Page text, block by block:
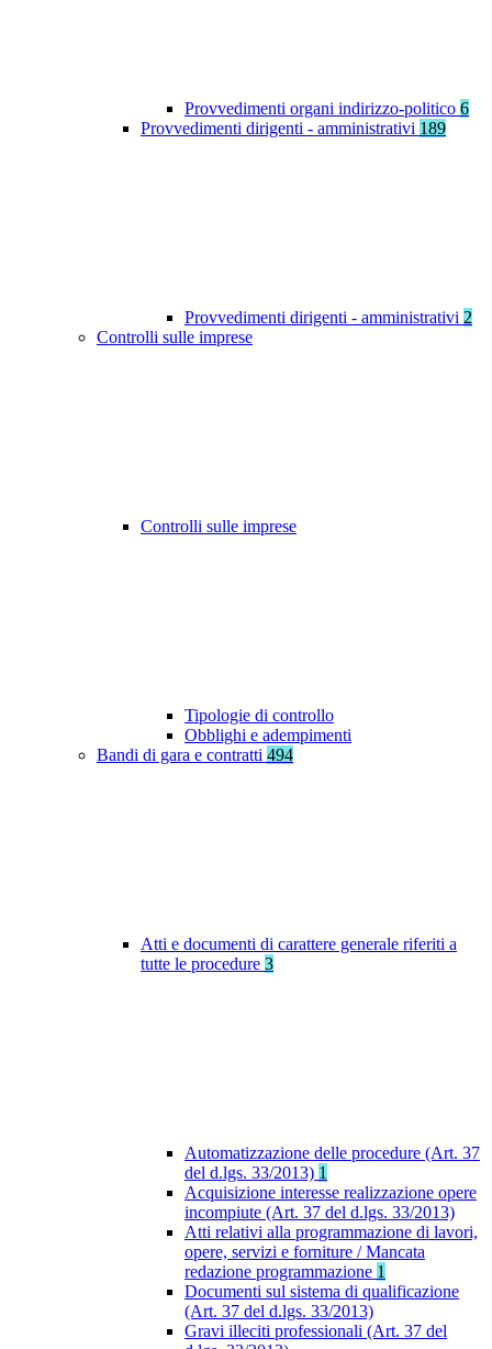
Provvedimenti organi indirizzo-politico 6
Provvedimenti dirigenti - amministrativi 189
Provvedimenti dirigenti - amministrativi 2
Controlli sulle imprese
Controlli sulle imprese
Tipologie di controllo
Obblighi e adempimenti
Bandi di gara e contratti 494
Atti e documenti di carattere generale riferiti a
tutte le procedure 3
Automatizzazione delle procedure (Art. 37
del d.lgs. 33/2013) 1
Acquisizione interesse realizzazione opere
incompiute (Art. 37 del d.lgs. 33/2013)
Atti relativi alla programmazione di lavori,
opere, servizi e forniture / Mancata
redazione programmazione 1
Documenti sul sistema di qualificazione
(Art. 37 del d.lgs. 33/2013)
Gravi illeciti professionali (Art. 37 del